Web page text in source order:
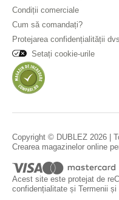
Condiții comerciale
Cum să comandați?
Protejarea confidențialității dvs.
Setați cookie-urile
Copyright © DUBLEZ 2026 |
Crearea magazinelor online
Acest site este protejat de
confidențialitate și Termenii